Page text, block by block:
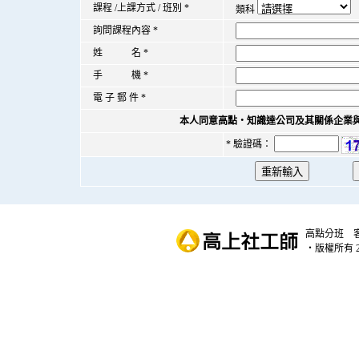
課程 /上課方式 / 班別 * 類科
詢問課程內容 *
姓 名 *
手 機 *
電 子 郵 件 *
本人同意高點‧知識達公司及其關係企業
* 驗證碼：
高點分班
‧版權所有